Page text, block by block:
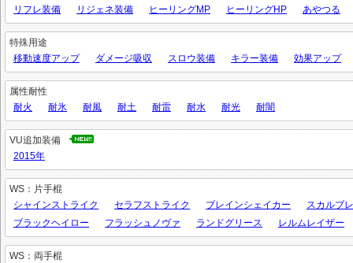
リフレ装備
リジェネ装備 ヒーリングMP ヒーリングHP あやつる
特殊用途
移動速度アップ
ダメージ吸収 スロウ装備 キラー装備 効果アップ
属性耐性
耐火
耐氷 耐風 耐土 耐雷 耐水 耐光 耐闇
VU追加装備
2015年
WS：片手棍
シャインストライク
セラフストライク ブレインシェイカー
スカルブ
ブラックヘイロー
フラッシュノヴァ ランドグリース レルムレイザー
WS：両手棍